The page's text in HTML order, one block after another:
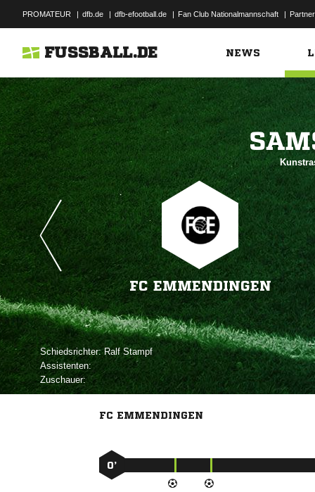
PROMATEUR | dfb.de | dfb-efootball.de | Fan Club Nationalmannschaft | Partner
FUSSBALL.DE NEWS
FC EMMENDINGEN
Schiedsrichter: 
Assistenten:
Zuschauer:
FC EMMENDINGEN
0’